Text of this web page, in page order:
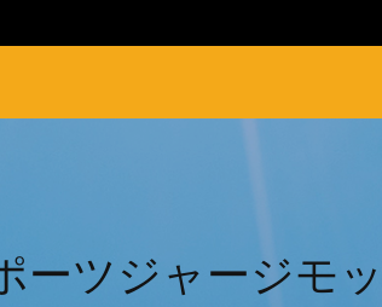
ーツジャージモ